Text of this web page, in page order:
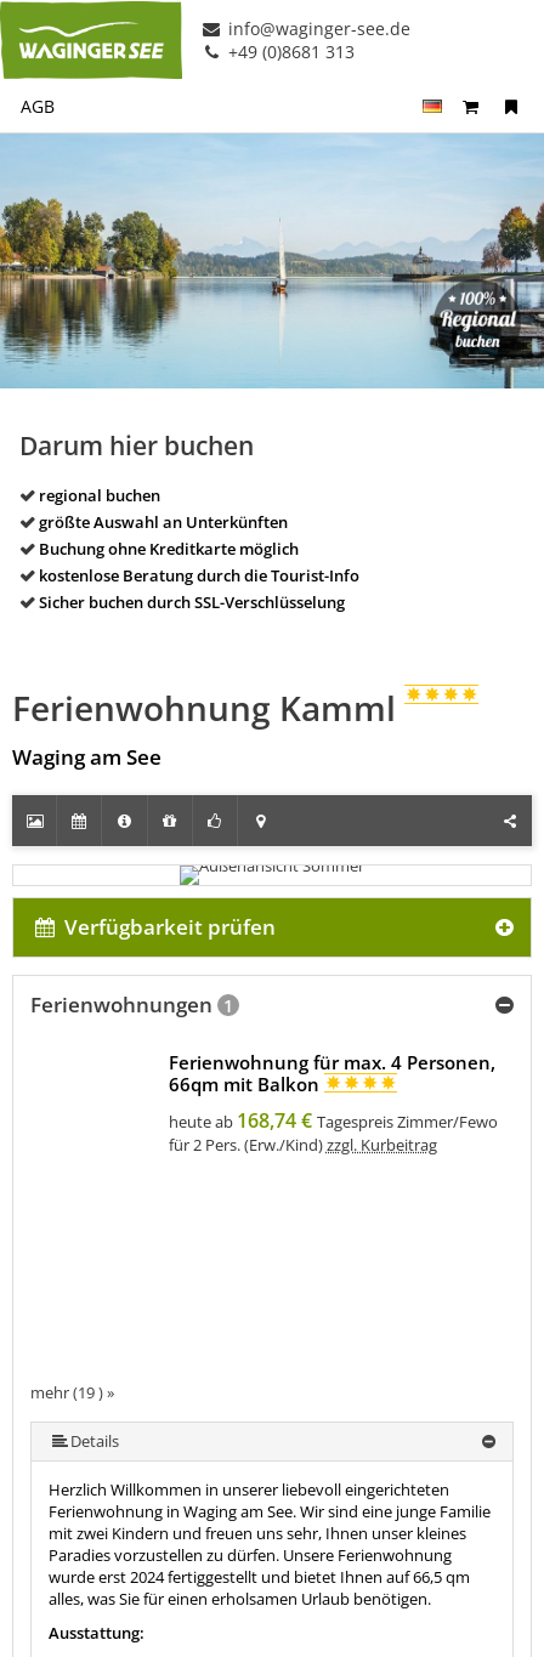
info@waginger-see.de
+49 (0)8681 313
AGB
Darum hier buchen
regional buchen
größte Auswahl an Unterkünften
Buchung ohne Kreditkarte möglich
kostenlose Beratung durch die Tourist-Info
Sicher buchen durch SSL-Verschlüsselung
Ferienwohnung Kamml
Waging am See
Verfügbarkeit prüfen
Ferienwohnungen 1
mehr (19 ) »
mehr (19 ) »
mehr (19 ) »
mehr (19 ) »
mehr (19 ) »
mehr (19 ) »
mehr (19 ) »
mehr (19 ) »
mehr (19 ) »
mehr (19 ) »
mehr (19 ) »
mehr (19 ) »
mehr (19 ) »
mehr (19 ) »
mehr (19 ) »
mehr (19 ) »
Ferienwohnung für max. 4 Personen,
66qm mit Balkon
heute ab 168,74 € Tagespreis Zimmer/Fewo
für 2 Pers. (Erw./Kind)zzgl. Kurbeitrag
Details
Herzlich Willkommen in unserer liebevoll eingerichteten
Ferienwohnung in Waging am See. Wir sind eine junge Familie
mit zwei Kindern und freuen uns sehr, Ihnen unser kleines
Paradies vorzustellen zu dürfen. Unsere Ferienwohnung
wurde erst 2024 fertiggestellt und bietet Ihnen auf 66,5 qm
alles, was Sie für einen erholsamen Urlaub benötigen.
Ausstattung: